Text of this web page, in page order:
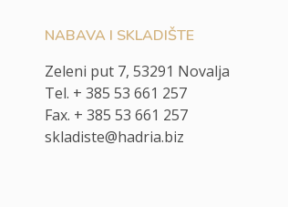
NABAVA I SKLADIŠTE
Zeleni put 7, 53291 Novalja
Tel. + 385 53 661 257
Fax. + 385 53 661 257
skladiste@hadria.biz